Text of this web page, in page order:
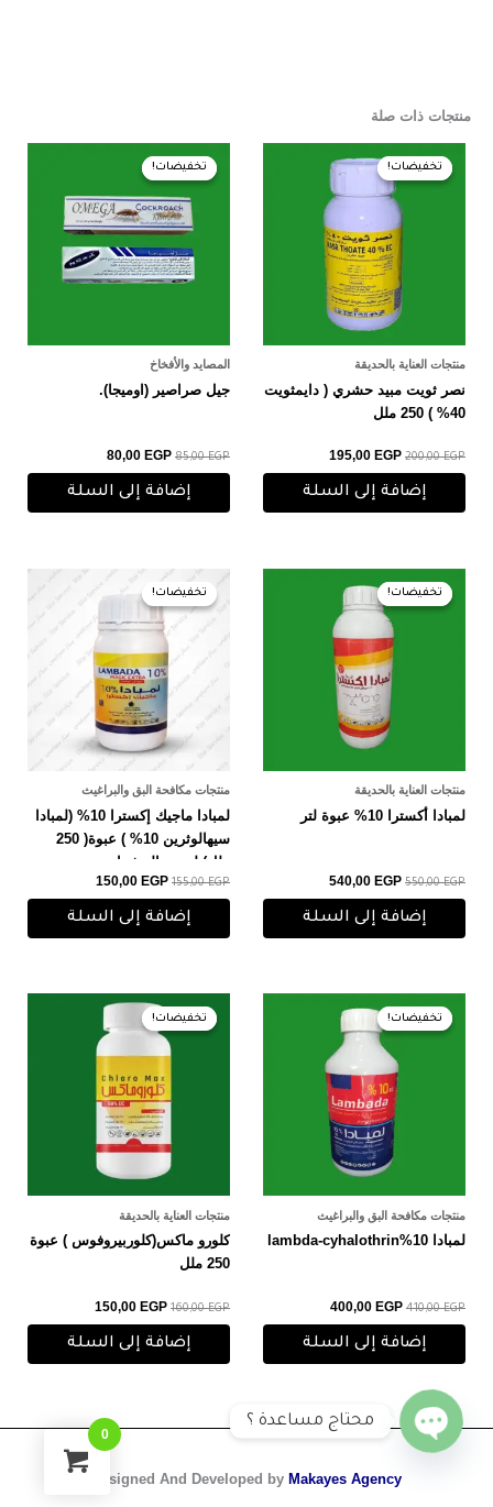
منتجات ذات صلة
تخفيضات!
تخفيضات!
منتجات العناية بالحديقة
نصر ثويت مبيد حشري ( دايمثويت
40% ) 250 ملل
200,00EGP
السعر
الأصلي
هو:
200,00 EGP.
195,00 EGP
السعر
هو:
إضافة إلى السلة
تخفيضات!
تخفيضات!
المصايد والأفخاخ
جيل صراصير (اوميجا).
85,00EGP
السعر
الأصلي
هو:
85,00 EGP.
80,00 EGP
السعر
80,00 EGP.
إضافة إلى السلة
تخفيضات!
تخفيضات!
منتجات العناية بالحديقة
لمبادا أكسترا 10% عبوة لتر
550,00EGP
السعر
الأصلي
هو:
550,00 EGP.
540,00 EGP
السعر
إضافة إلى السلة
تخفيضات!
تخفيضات!
منتجات مكافحة البق والبراغيث
لمبادا ماجيك إكسترا 10% (لمبادا
سيهالوثرين 10% ) عبوة( 250
ملل) لجميع الحشرات
155,00EGP
السعر
الأصلي
هو:
155,00 EGP.
150,00 EGP
السعر
الحالي
هو:
150,00 EGP.
إضافة إلى السلة
تخفيضات!
تخفيضات!
منتجات مكافحة البق والبراغيث
لمبادا 10%lambda-cyhalothrin
410,00EGP
السعر
الأصلي
هو:
410,00 EGP.
400,00 EGP
السعر
إضافة إلى السلة
تخفيضات!
تخفيضات!
منتجات العناية بالحديقة
كلورو ماكس(كلوربيروفوس ) عبوة
250 ملل
160,00EGP
السعر
الأصلي
هو:
160,00 EGP.
150,00 EGP
السعر
إضافة إلى السلة
Designed And Developed by Makayes Agency
0
محتاج مساعدة ؟
O
p
e
n
c
h
a
t